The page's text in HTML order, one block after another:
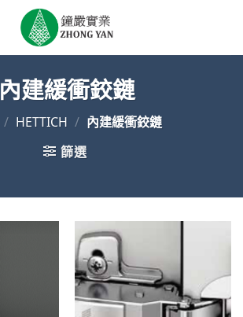
內建緩衝鉸鏈
/ HETTICH / 內建緩衝鉸鏈
篩選